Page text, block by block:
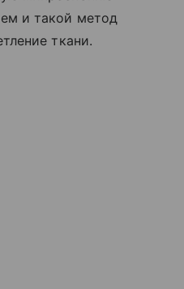
и такой метод
ткани.